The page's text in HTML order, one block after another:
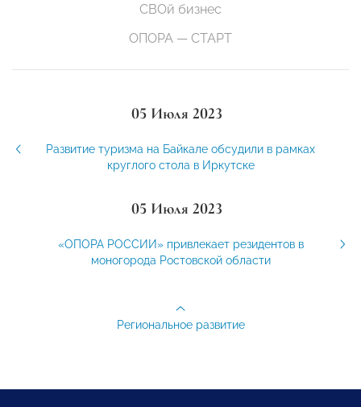
СВОй бизнес
ОПОРА — СТАРТ
05 Июля 2023
Развитие туризма на Байкале обсудили в рамках
круглого стола в Иркутске
05 Июля 2023
«ОПОРА РОССИИ» привлекает резидентов в
моногорода Ростовской области
Региональное развитие